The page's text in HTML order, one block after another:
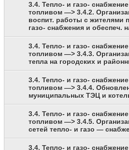
3.4. Тепло- и газо-
топливом —> 3.4.2.
воспит. работы с жителями
газо- снабжения и обеспеч.
3.4. Тепло- и газо-
топливом —> 3.4.3.
тепла на городских и
3.4. Тепло- и газо-
топливом —> 3.4.4.
муниципальных ТЭЦ и
3.4. Тепло- и газо-
топливом —> 3.4.5.
сетей тепло- и газо —
3.4. Тепло- и газо-